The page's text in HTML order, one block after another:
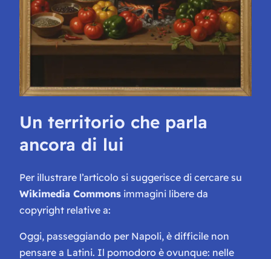
Un territorio che parla
ancora di lui
Per illustrare l’articolo si suggerisce di cercare su
Wikimedia Commons immagini libere da
copyright relative a:
Oggi, passeggiando per Napoli, è difficile non
pensare a Latini. Il pomodoro è ovunque: nelle